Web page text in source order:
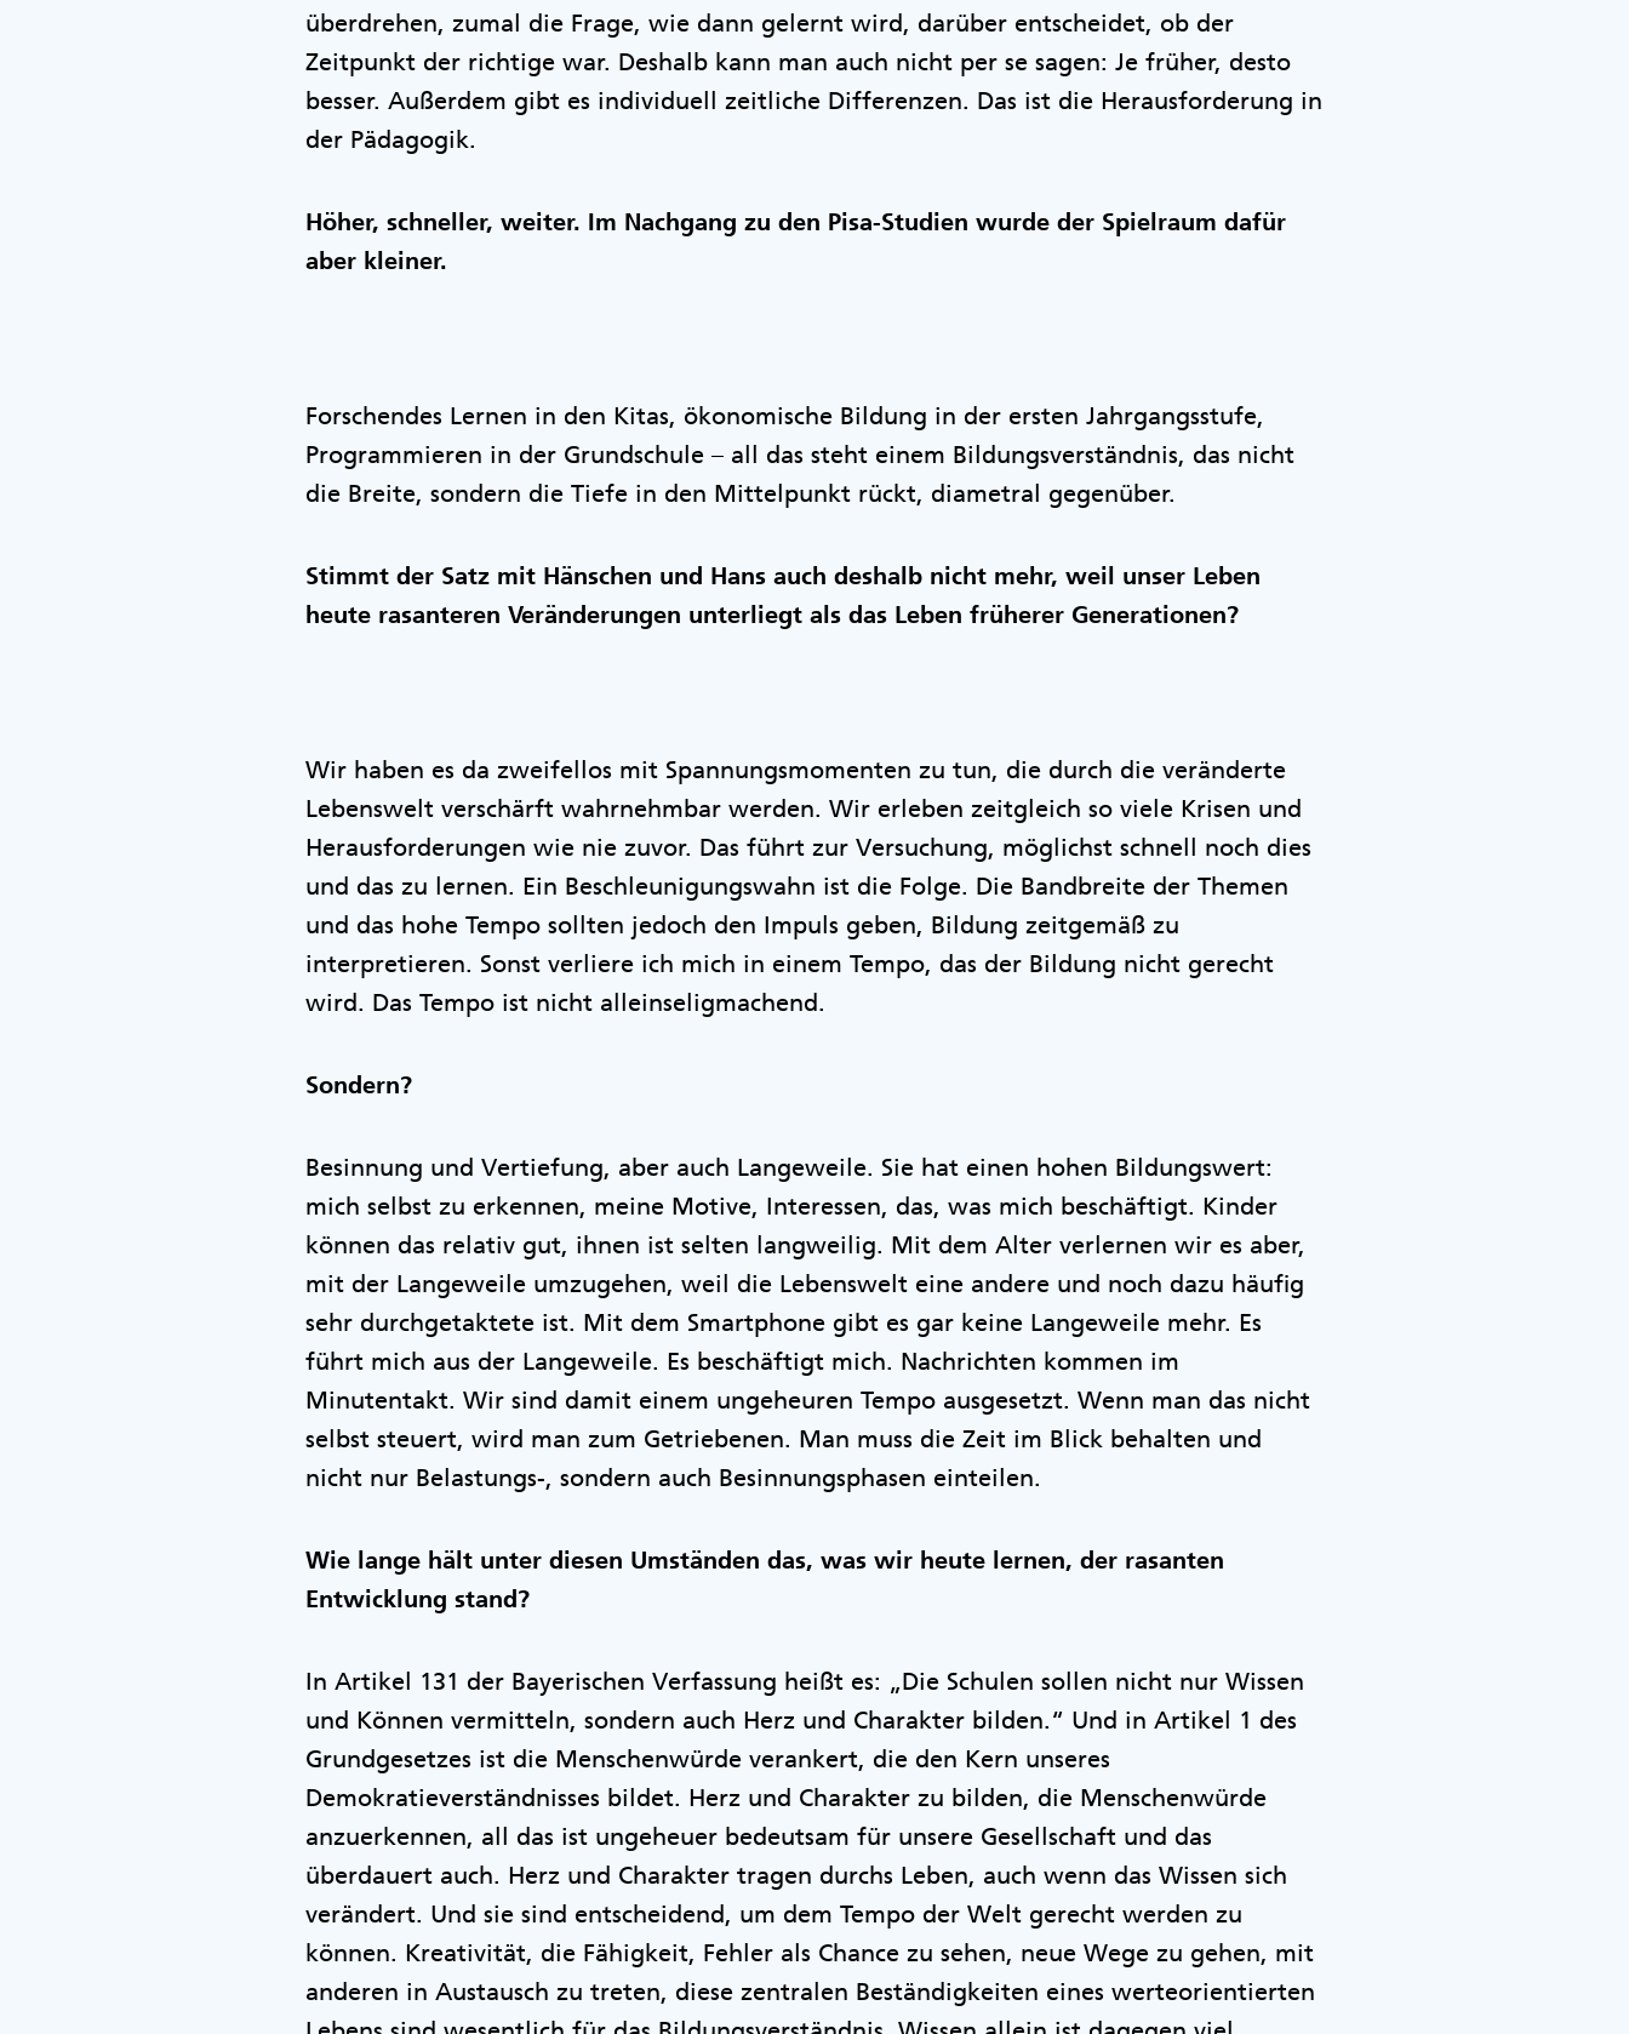
überdrehen, zumal die Frage, wie dann gelernt wird, darüber entscheidet, ob der
Zeitpunkt der richtige war. Deshalb kann man auch nicht per se sagen: Je früher, desto
besser. Außerdem gibt es individuell zeitliche Differenzen. Das ist die Herausforderung in
der Pädagogik.
Höher, schneller, weiter. Im Nachgang zu den Pisa-Studien wurde der Spielraum dafür
aber kleiner.
Forschendes Lernen in den Kitas, ökonomische Bildung in der ersten Jahrgangsstufe,
Programmieren in der Grundschule – all das steht einem Bildungsverständnis, das nicht
die Breite, sondern die Tiefe in den Mittelpunkt rückt, diametral gegenüber.
Stimmt der Satz mit Hänschen und Hans auch deshalb nicht mehr, weil unser Leben
heute rasanteren Veränderungen unterliegt als das Leben früherer Generationen?
Wir haben es da zweifellos mit Spannungsmomenten zu tun, die durch die veränderte
Lebenswelt verschärft wahrnehmbar werden. Wir erleben zeitgleich so viele Krisen und
Herausforderungen wie nie zuvor. Das führt zur Versuchung, möglichst schnell noch dies
und das zu lernen. Ein Beschleunigungswahn ist die Folge. Die Bandbreite der Themen
und das hohe Tempo sollten jedoch den Impuls geben, Bildung zeitgemäß zu
interpretieren. Sonst verliere ich mich in einem Tempo, das der Bildung nicht gerecht
wird. Das Tempo ist nicht alleinseligmachend.
Sondern?
Besinnung und Vertiefung, aber auch Langeweile. Sie hat einen hohen Bildungswert:
mich selbst zu erkennen, meine Motive, Interessen, das, was mich beschäftigt. Kinder
können das relativ gut, ihnen ist selten langweilig. Mit dem Alter verlernen wir es aber,
mit der Langeweile umzugehen, weil die Lebenswelt eine andere und noch dazu häufig
sehr durchgetaktete ist. Mit dem Smartphone gibt es gar keine Langeweile mehr. Es
führt mich aus der Langeweile. Es beschäftigt mich. Nachrichten kommen im
Minutentakt. Wir sind damit einem ungeheuren Tempo ausgesetzt. Wenn man das nicht
selbst steuert, wird man zum Getriebenen. Man muss die Zeit im Blick behalten und
nicht nur Belastungs-, sondern auch Besinnungsphasen einteilen.
Wie lange hält unter diesen Umständen das, was wir heute lernen, der rasanten
Entwicklung stand?
In Artikel 131 der Bayerischen Verfassung heißt es: „Die Schulen sollen nicht nur Wissen
und Können vermitteln, sondern auch Herz und Charakter bilden.“ Und in Artikel 1 des
Grundgesetzes ist die Menschenwürde verankert, die den Kern unseres
Demokratieverständnisses bildet. Herz und Charakter zu bilden, die Menschenwürde
anzuerkennen, all das ist ungeheuer bedeutsam für unsere Gesellschaft und das
überdauert auch. Herz und Charakter tragen durchs Leben, auch wenn das Wissen sich
verändert. Und sie sind entscheidend, um dem Tempo der Welt gerecht werden zu
können. Kreativität, die Fähigkeit, Fehler als Chance zu sehen, neue Wege zu gehen, mit
anderen in Austausch zu treten, diese zentralen Beständigkeiten eines werteorientierten